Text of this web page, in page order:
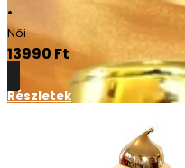
•
Női
13990 Ft
Részletek